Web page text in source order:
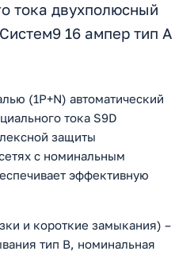
тока двухполюсный
16 ампер тип А
(1P+N) автоматический
тока S9D
защиты
с номинальным
эффективную
и короткие замыкания) –
тип B, номинальная